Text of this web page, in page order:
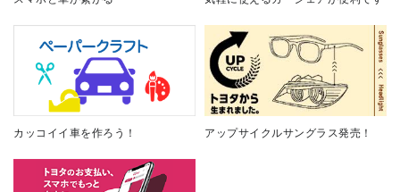
カッコイイ車を作ろう！ アップサイクルサングラス発売！